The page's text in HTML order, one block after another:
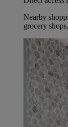
Nearby
grocery